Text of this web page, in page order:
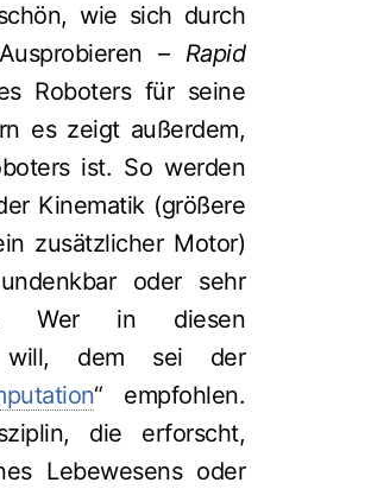
wie sich durch
– Rapid
Roboters für seine
es zeigt außerdem,
ist. So werden
Kinematik (größere
zusätzlicher Motor)
oder sehr
Wer in diesen
will, dem sei der
“ empfohlen.
die erforscht,
Lebewesens oder